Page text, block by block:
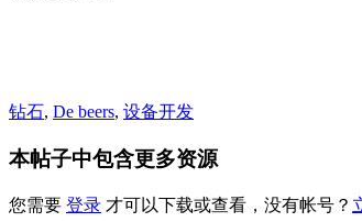
钻石, De beers, 设备开发
本帖子中包含更多资源
您需要 登录 才可以下载或查看，没有帐号？